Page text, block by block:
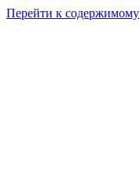
Перейти к содержимому